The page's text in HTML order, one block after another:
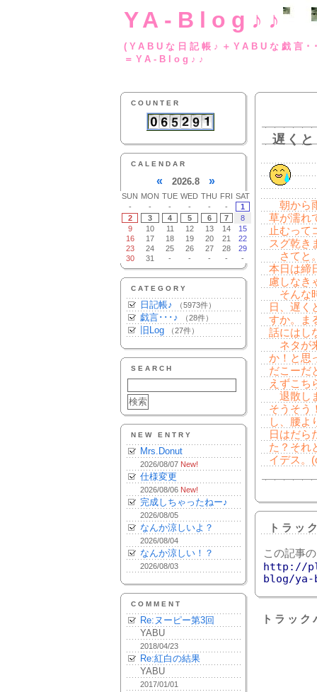
YA-Blog♪♪
(YABUな日記帳♪
＝YA-Blog♪♪
COUNTER
CALENDAR
« 2026.8 »
SUN MON TUE WED THU FRI SAT
-
- - - - -
1
2
3 4 5 6 7
8
9
10 11 12 13 14
15
16
17 18 19 20 21
22
23
24 25 26 27 28
29
30
31 - - - - -
CATEGORY
日記帳♪ （5973件）
戯言･･･♪ （28件）
旧Log （27件）
SEARCH
NEW ENTRY
Mrs.Donut
2026/08/07 New!
仕様変更
2026/08/06 New!
完成しちゃったねー♪
2026/08/05
なんか涼しいよ？
2026/08/04
なんか涼しい！？
2026/08/03
COMMENT
Re:ヌーピー第3回
YABU
2018/04/23
Re:紅白の結果
YABU
2017/01/01
遅く
朝から
草が濡れ
止むって
スグ乾き
さてと
本日は締
慮しなき
そんな
日、遅く
すか。ま
話にはし
ネタが
か！と思
だこーだ
えずこち
退散し
そうそう
し、腰よ
日はだら
た？それ
イデス。
トラッ
この記事
http://
blog/ya-
トラッ